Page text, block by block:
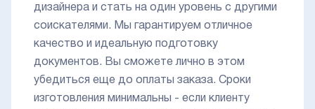
дизайнера и стать на один уровень с другими
соискателями. Мы гарантируем отличное
качество и идеальную подготовку
документов. Вы сможете лично в этом
убедиться еще до оплаты заказа. Сроки
изготовления минимальны - если клиенту